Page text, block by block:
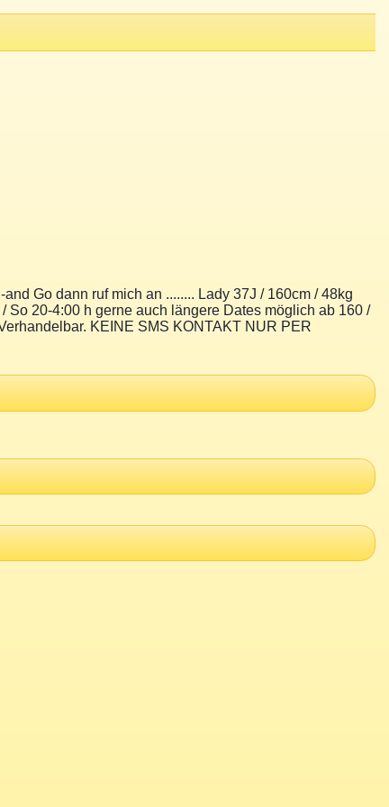
Go dann ruf mich an ........ Lady 37J / 160cm / 48kg
So 20-4:00 h gerne auch längere Dates möglich ab 160 /
KEINE SMS KONTAKT NUR PER